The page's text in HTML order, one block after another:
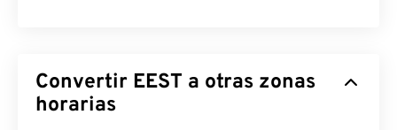
Convertir EEST a otras zonas
horarias